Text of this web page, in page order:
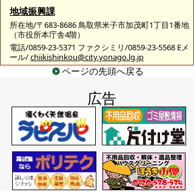
地域振興課
所在地/〒683-8686 鳥取県米子市加茂町1丁目1番地
（市役所本庁舎4階）
電話/0859-23-5371 ファクシミリ/0859-23-5568 Eメ
ール/chiikishinkou@city.yonago.lg.jp
ページの先頭へ戻る
広告